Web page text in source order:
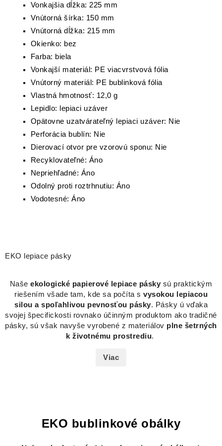
Vonkajšia dĺžka: 225 mm
Vnútorná šírka: 150 mm
Vnútorná dĺžka: 215 mm
Okienko: bez
Farba: biela
Vonkajší materiál: PE viacvrstvová fólia
Vnútorný materiál: PE bublinková fólia
Vlastná hmotnosť: 12,0 g
Lepidlo: lepiaci uzáver
Opätovne uzatvárateľný lepiaci uzáver: Nie
Perforácia bublín: Nie
Dierovací otvor pre vzorovú sponu: Nie
Recyklovateľné: Áno
Nepriehľadné: Áno
Odolný proti roztrhnutiu: Áno
Vodotesné: Áno
EKO lepiace pásky
Našeekologické papierové lepiace pásky sú praktickým
riešením všade tam, kde sa počíta s vysokou lepiacou
silou a spoľahlivou pevnosťou pásky. Pásky ú vďaka
svojej špecifickosti rovnako účinným produktom ako tradičné
pásky, sú však navyše vyrobené z materiálov plne šetrných
k životnému prostrediu.
Viac
EKO bublinkové obálky